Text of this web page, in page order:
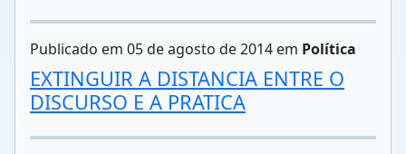
Publicado em 05 de agosto de 2014 em Política
EXTINGUIR A DISTANCIA ENTRE O
DISCURSO E A PRATICA